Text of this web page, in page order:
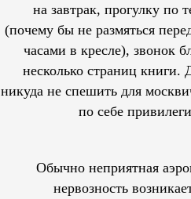
на завтрак, прогулку по
(почему бы не размяться
часами в кресле), звонок
несколько страниц книги.
никуда не спешить для
по себе
Обычно неприятная
нервозность